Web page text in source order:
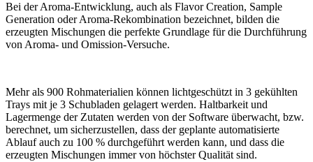
Bei der Aroma-Entwicklung, auch als Flavor Creation, Sample
Generation oder Aroma-Rekombination bezeichnet, bilden die
erzeugten Mischungen die perfekte Grundlage für die Durchführung
von Aroma- und Omission-Versuche.
Mehr als 900 Rohmaterialien können lichtgeschützt in 3 gekühlten
Trays mit je 3 Schubladen gelagert werden. Haltbarkeit und
Lagermenge der Zutaten werden von der Software überwacht, bzw.
berechnet, um sicherzustellen, dass der geplante automatisierte
Ablauf auch zu 100 % durchgeführt werden kann, und dass die
erzeugten Mischungen immer von höchster Qualität sind.